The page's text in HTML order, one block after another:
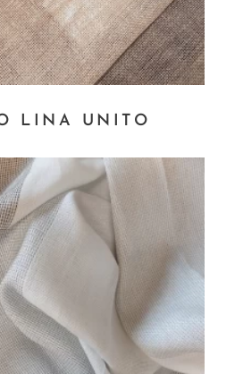
LINA UNITO